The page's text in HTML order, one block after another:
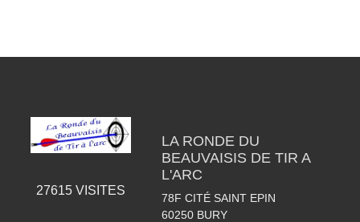
27615VISITES
LA RONDE DU
BEAUVAISIS DE TIR A
L'ARC
78F CITÉ SAINT EPIN
60250 BURY